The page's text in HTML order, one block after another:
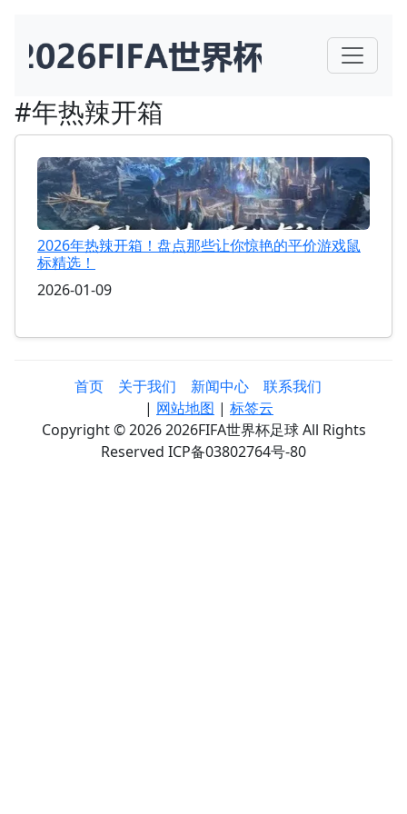
#年热辣开箱
2026年热辣开箱！盘点那些让你惊艳的平价游戏鼠
标精选！
2026-01-09
首页 关于我们 新闻中心
联系我们
| 网站地图 | 标签云
Copyright © 2026 2026FIFA世界杯足球 All Rights
Reserved ICP备03802764号-80